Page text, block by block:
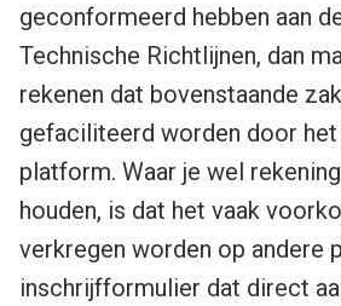
geconformeerd hebben aan
Technische Richtlijnen, dan
rekenen dat bovenstaande
gefaciliteerd worden door
platform. Waar je wel
houden, is dat het vaak
verkregen worden op andere
inschrijfformulier dat direct